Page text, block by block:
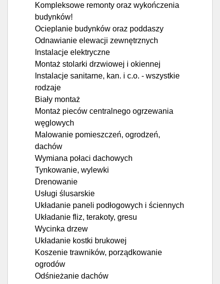
Kompleksowe remonty oraz wykończenia
budynków!
Ocieplanie budynków oraz poddaszy
Odnawianie elewacji zewnętrznych
Instalacje elektryczne
Montaż stolarki drzwiowej i okiennej
Instalacje sanitarne, kan. i c.o. - wszystkie
rodzaje
Biały montaż
Montaż pieców centralnego ogrzewania
węglowych
Malowanie pomieszczeń, ogrodzeń,
dachów
Wymiana połaci dachowych
Tynkowanie, wylewki
Drenowanie
Usługi ślusarskie
Układanie paneli podłogowych i ściennych
Układanie fliz, terakoty, gresu
Wycinka drzew
Układanie kostki brukowej
Koszenie trawników, porządkowanie
ogrodów
Odśnieżanie dachów